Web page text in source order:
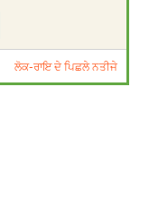
ਲੋਕ-ਰਾਇ ਦੇ ਪਿਛਲੇ ਨਤੀਜੇ